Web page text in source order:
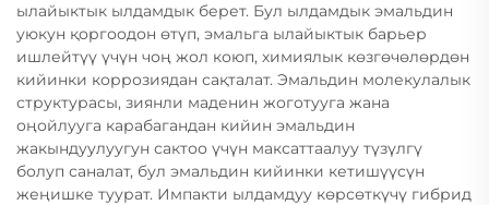
ылайыктык ылдамдык берет. Бул ылдамдык эмальдин
уюкун қоргоодон өтүп, эмальга ылайыктык барьер
ишлейтүү үчүн чоң жол коюп, химиялык көзгөчөлөрдөн
кийинки коррозиядан сақталат. Эмальдин молекулалык
структурасы, зиянли маденин жоготууга жана
оңойлууга карабагандан кийин эмальдин
жакындуулуугун сактоо үчүн максаттаалуу түзүлгү
болуп саналат, бул эмальдин кийинки кетишүүсүн
жеңишке туурат. Импакти ылдамдуу көрсөткүчү гибрид